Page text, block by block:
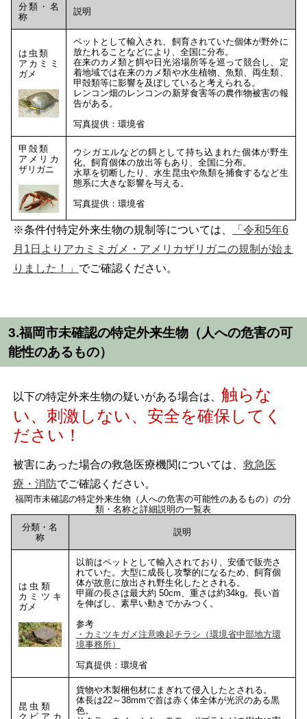
分類・名
称
説明
は虫類
アカミミ
ガメ
ペットとして輸入され、飼育されていた個体が野外に
放たれることなどにより、全国に分布。
在来のカメ類と餌や日光浴場所等を巡って競合し、定
着地域では在来のカメ類や水生植物、魚類、両生類、
甲殻類等に影響を及ぼしていると考えられる。
レンコン畑のレンコンの新芽食害等の農作物被害の報
告がある。
写真提供：環境省
甲殻類
アメリカ
ザリガニ
ウシガエルなどの餌として持ち込まれた個体が野生
化。飼育個体の放出等もあり、全国に分布。
水草を切断したり、水生昆虫や魚類を捕食するなど生
態系に大きな影響を与える。
写真提供：環境省
※条件付特定外来生物の規制等については、
「令和5年6
月1日よりアカミミガメ・アメリカザリガニの規制が始ま
りました！」 でご確認ください。
3.福岡市未確認の特定外来生物（人への危害の可
能性のあるもの）
以下の特定外来生物の疑いがある場合は、 触らな
い、刺激しない、安全を確保してく
ださい！
被害にあった場合の救急医療機関については、 救急医
療・消防でご確認ください。
福岡市未確認の特定外来生物（人への危害の可能性のあるもの）の分
類・名称と詳細説明の一覧表
分類・名
称
説明
は虫類
カミツキ
ガメ
以前はペットとして輸入されており、安価で販売さ
れていた。大型に成長し攻撃的になるため、飼育個
体が故意に放出され野生化したとされる。
甲羅の長さは最大約 50cm、重さは約34kg。長い首
を伸ばし、素早い動きでかみつく。
参考
・カミツキガメ注意喚起チラシ（環境省中部地方環
境事務所）
写真提供：環境省
昆虫類
クビアカ
貨物や木製梱包材にまぎれて侵入したとされる。
体長は22～38mmで首は赤く体全体が光沢のある黒
色。